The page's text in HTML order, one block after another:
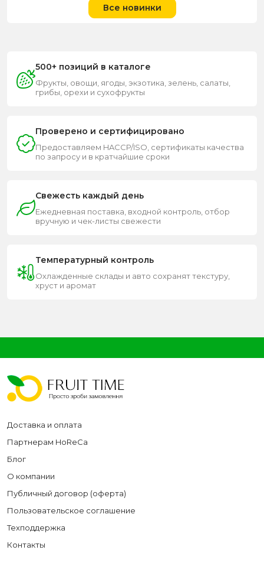
Все новинки
500+ позиций в каталоге
Фрукты, овощи, ягоды, экзотика, зелень, салаты,
грибы, орехи и сухофрукты
Проверено и сертифицировано
Предоставляем HACCP/ISO, сертификаты качества
по запросу и в кратчайшие сроки
Свежесть каждый день
Ежедневная поставка, входной контроль, отбор
вручную и чек-листы свежести
Температурный контроль
Охлажденные склады и авто сохранят текстуру,
хруст и аромат
Доставка и оплата
Партнерам HoReCa
Блог
О компании
Публичный договор (оферта)
Пользовательское соглашение
Техподдержка
Контакты